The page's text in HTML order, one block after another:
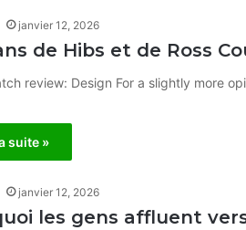
janvier 12, 2026
de Hibs et de Ross
review: Design For a slightly more
suite »
janvier 12, 2026
les gens affluent